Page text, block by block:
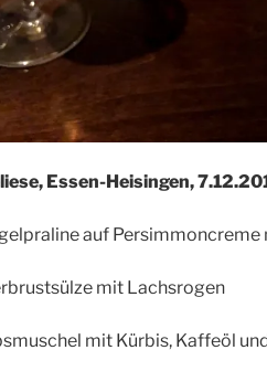
Essen-Heisingen,
auf
mit Lachsrogen
mit Kürbis, Kaffeöl